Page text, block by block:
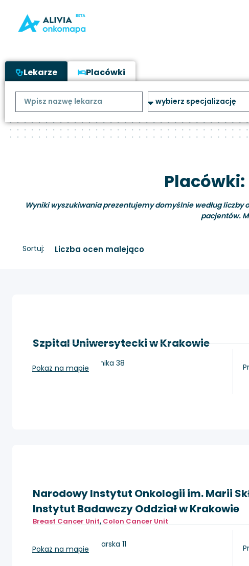
Lekarze Placówki
Wyniki wyszukiwania prezentujemy domyślnie według
pacjentów.
Sortuj:
Szpital Uniwersytecki w Krakowie
Kraków, ul. Kopernika 38
Pokaż na mapie
Narodowy Instytut Onkologii im. Marii
Instytut Badawczy Oddział w Krakowie
Breast Cancer Unit, Colon Cancer Unit
Kraków, ul. Garncarska 11
Pokaż na mapie